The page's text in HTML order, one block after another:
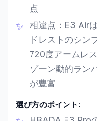
点
相違点：E3 Air
ドレストのシン
720度アームレ
ゾーン動的ラン
が豊富
選び方のポイント: